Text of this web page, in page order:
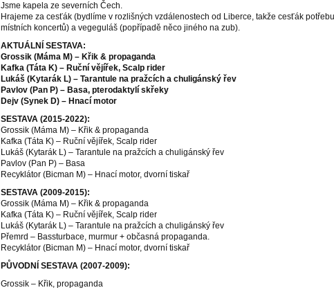
Jsme kapela ze severních Čech.
Hrajeme za cesťák (bydlíme v rozlišných vzdálenostech od Liberce, takže cesťák
místních koncertů) a vegeguláš (popřípadě něco jiného na zub).
AKTUÁLNÍ SESTAVA:
Grossik (Máma M) – Křik & propaganda
Kafka (Táta K) – Ruční vějířek, Scalp rider
Lukáš (Kytarák L) – Tarantule na pražcích a chuligánský řev
Pavlov (Pan P) – Basa, pterodaktylí skřeky
Dejv (Synek D) – Hnací motor
SESTAVA (2015-2022):
Grossik (Máma M) – Křik & propaganda
Kafka (Táta K) – Ruční vějířek, Scalp rider
Lukáš (Kytarák L) – Tarantule na pražcích a chuligánský řev
Pavlov (Pan P) – Basa
Recyklátor (Bicman M) – Hnací motor, dvorní tiskař
SESTAVA (2009-2015):
Grossik (Máma M) – Křik & propaganda
Kafka (Táta K) – Ruční vějířek, Scalp rider
Lukáš (Kytarák L) – Tarantule na pražcích a chuligánský řev
Přemrd – Bassturbace, murmur + občasná propaganda.
Recyklátor (Bicman M) – Hnací motor, dvorní tiskař
PŮVODNÍ SESTAVA (2007-2009):
Grossik – Křik, propaganda